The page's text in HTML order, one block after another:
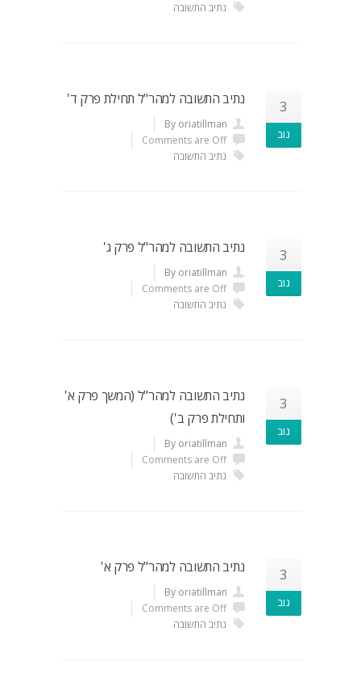
נתיב התשובה
3
נוב
נתיב התשובה למהר"ל תחילת פרק ד'
By oriatillman
Comments are Off
נתיב התשובה
3
נוב
נתיב התשובה למהר"ל פרק ג'
By oriatillman
Comments are Off
נתיב התשובה
3
נוב
נתיב התשובה למהר"ל (המשך פרק א'
ותחילת פרק ב')
By oriatillman
Comments are Off
נתיב התשובה
3
נוב
נתיב התשובה למהר"ל פרק א'
By oriatillman
Comments are Off
נתיב התשובה